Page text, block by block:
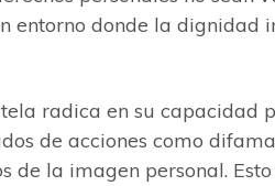
entorno donde la dignidad
radica en su capacidad
de acciones como
de la imagen personal.